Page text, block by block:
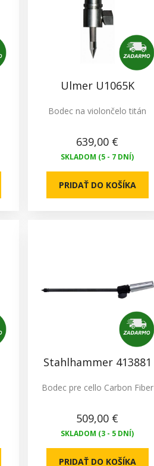
Ulmer U1065K
Bodec na violončelo titán
639,00 €
SKLADOM (5 - 7 DNÍ)
PRIDAŤ DO KOŠÍKA
Stahlhammer 413881
Bodec pre cello Carbon Fiber
509,00 €
SKLADOM (3 - 5 DNÍ)
PRIDAŤ DO KOŠÍKA